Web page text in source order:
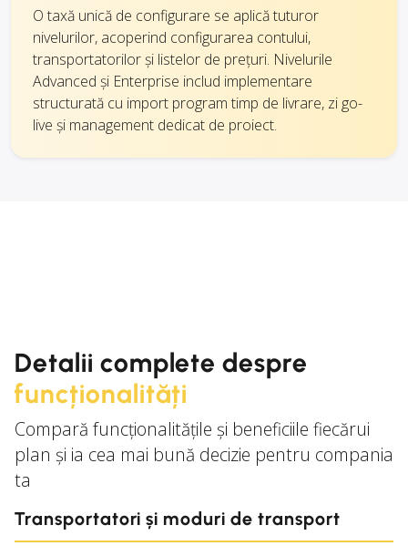
O taxă unică de configurare se aplică tuturor
nivelurilor, acoperind configurarea contului,
transportatorilor și listelor de prețuri. Nivelurile
Advanced și Enterprise includ implementare
structurată cu import program timp de livrare, zi go-
live și management dedicat de proiect.
Detalii complete despre
funcționalități
Compară funcționalitățile și beneficiile fiecărui
plan și ia cea mai bună decizie pentru compania
ta
Transportatori și moduri de transport